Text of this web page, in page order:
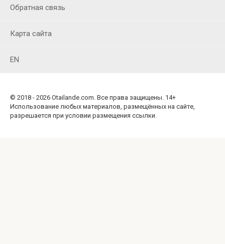
Обратная связь
Карта сайта
EN
© 2018 - 2026 Otailande.com. Все права защищены. 14+
Использование любых материалов, размещённых на сайте,
разрешается при условии размещения ссылки.